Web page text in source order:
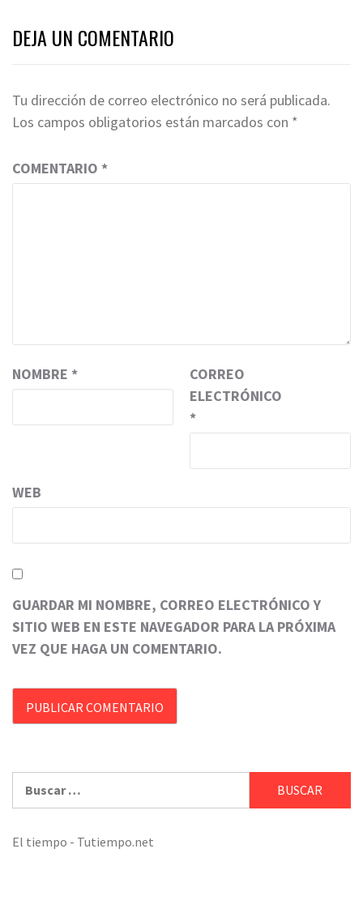
DEJA UN COMENTARIO
Tu dirección de correo electrónico no será publicada.
Los campos obligatorios están marcados con *
COMENTARIO *
NOMBRE *
CORREO
ELECTRÓNICO
*
WEB
GUARDAR MI NOMBRE, CORREO ELECTRÓNICO Y
SITIO WEB EN ESTE NAVEGADOR PARA LA PRÓXIMA
VEZ QUE HAGA UN COMENTARIO.
El tiempo - Tutiempo.net